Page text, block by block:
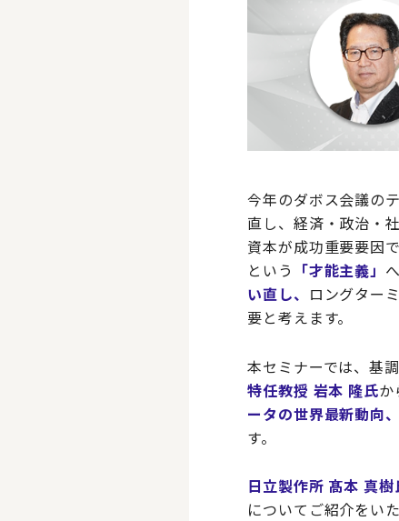
今年のダボス会議の
直し、経済・政治・
資本が成功重要要因
という 「才能主義」
い直し、 ロングター
要と考えます。
本セミナーでは、基
特任教授 岩本 隆氏か
ータの世界最新動向
す。
日立製作所 髙本 真樹
についてご紹介をい